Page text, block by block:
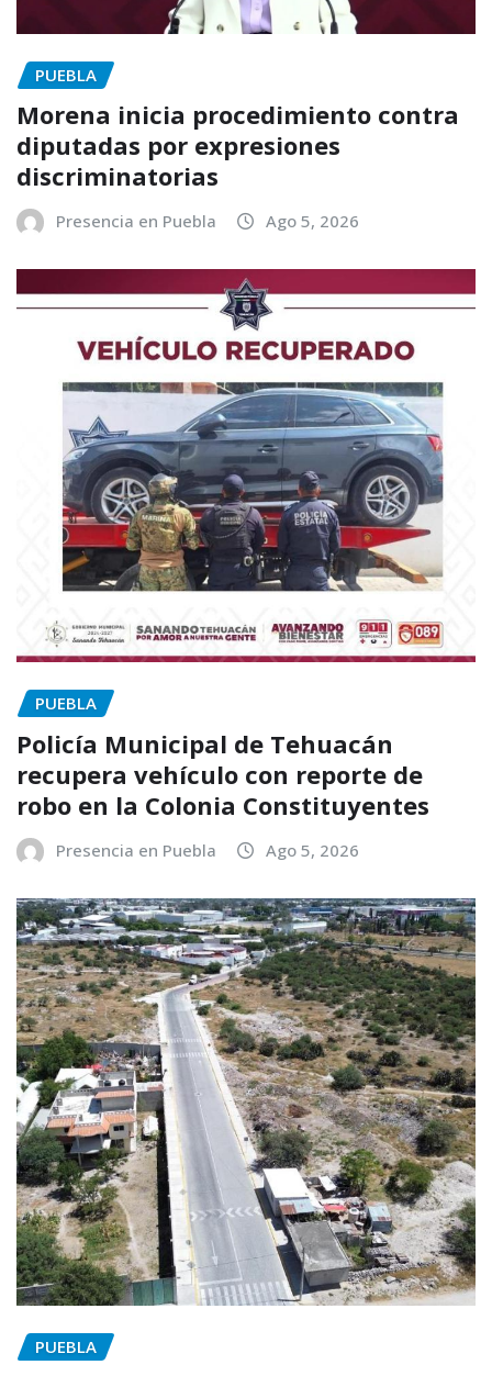
PUEBLA
Morena inicia procedimiento contra
diputadas por expresiones
discriminatorias
Presencia en Puebla Ago 5, 2026
PUEBLA
Policía Municipal de Tehuacán
recupera vehículo con reporte de
robo en la Colonia Constituyentes
Presencia en Puebla Ago 5, 2026
PUEBLA